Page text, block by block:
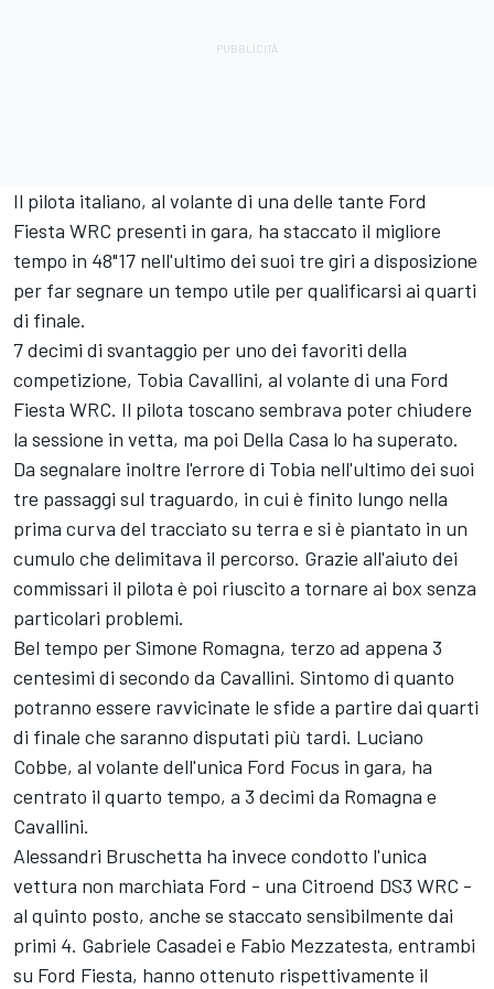
Il pilota italiano, al volante di una delle tante Ford
Fiesta WRC presenti in gara, ha staccato il migliore
tempo in 48"17 nell'ultimo dei suoi tre giri a disposizione
per far segnare un tempo utile per qualificarsi ai quarti
di finale.
7 decimi di svantaggio per uno dei favoriti della
competizione, Tobia Cavallini, al volante di una Ford
Fiesta WRC. Il pilota toscano sembrava poter chiudere
la sessione in vetta, ma poi Della Casa lo ha superato.
Da segnalare inoltre l'errore di Tobia nell'ultimo dei suoi
tre passaggi sul traguardo, in cui è finito lungo nella
prima curva del tracciato su terra e si è piantato in un
cumulo che delimitava il percorso. Grazie all'aiuto dei
commissari il pilota è poi riuscito a tornare ai box senza
particolari problemi.
Bel tempo per Simone Romagna, terzo ad appena 3
centesimi di secondo da Cavallini. Sintomo di quanto
potranno essere ravvicinate le sfide a partire dai quarti
di finale che saranno disputati più tardi. Luciano
Cobbe, al volante dell'unica Ford Focus in gara, ha
centrato il quarto tempo, a 3 decimi da Romagna e
Cavallini.
Alessandri Bruschetta ha invece condotto l'unica
vettura non marchiata Ford - una Citroend DS3 WRC -
al quinto posto, anche se staccato sensibilmente dai
primi 4. Gabriele Casadei e Fabio Mezzatesta, entrambi
su Ford Fiesta, hanno ottenuto rispettivamente il